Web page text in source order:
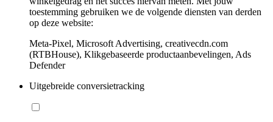
toestemming gebruiken we de volgende diensten van derden
op deze website:
Meta-Pixel, Microsoft Advertising, creativecdn.com
(RTBHouse), Klikgebaseerde productaanbevelingen, Ads
Defender
Uitgebreide conversietracking